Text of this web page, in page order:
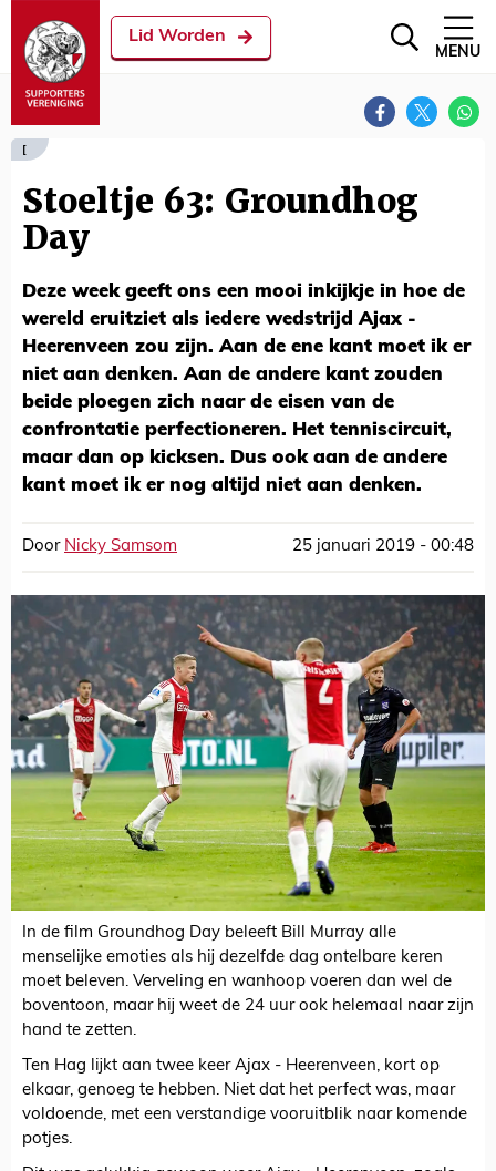
Lid Worden
MENU
[
Stoeltje 63: Groundhog
Day
Deze week geeft ons een mooi inkijkje in hoe de
wereld eruitziet als iedere wedstrijd Ajax -
Heerenveen zou zijn. Aan de ene kant moet ik er
niet aan denken. Aan de andere kant zouden
beide ploegen zich naar de eisen van de
confrontatie perfectioneren. Het tenniscircuit,
maar dan op kicksen. Dus ook aan de andere
kant moet ik er nog altijd niet aan denken.
Door Nicky Samsom 25 januari 2019 - 00:48
In de film Groundhog Day beleeft Bill Murray alle
menselijke emoties als hij dezelfde dag ontelbare keren
moet beleven. Verveling en wanhoop voeren dan wel de
boventoon, maar hij weet de 24 uur ook helemaal naar zijn
hand te zetten.
Ten Hag lijkt aan twee keer Ajax - Heerenveen, kort op
elkaar, genoeg te hebben. Niet dat het perfect was, maar
voldoende, met een verstandige vooruitblik naar komende
potjes.